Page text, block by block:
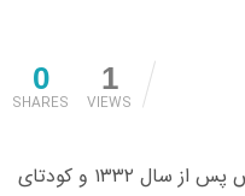
0
SHARES
1
VIEWS
من از سال‌ها پیش در فکر ایجاد یک حزب و جمعیت سیاسی اسلامی بودم. به ‎‌خصوص پس از سال ۱۳۳۲ و کودتای